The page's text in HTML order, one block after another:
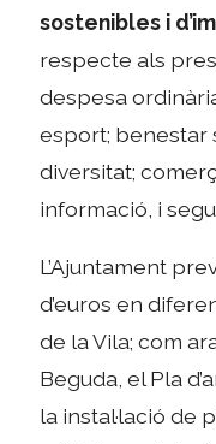
sostenibles i
respecte als
despesa
esport; benestar
diversitat;
informació, i
L’Ajuntament
d’euros en
de la Vila; com
Beguda, el Pla
la instal·lació de